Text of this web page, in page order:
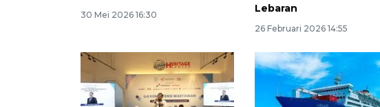
30 Mei 2026 16:30
Lebaran
26 Februari 2026 14:55